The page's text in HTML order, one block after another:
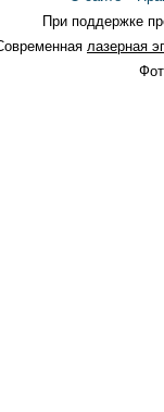
При поддержке
лазерная